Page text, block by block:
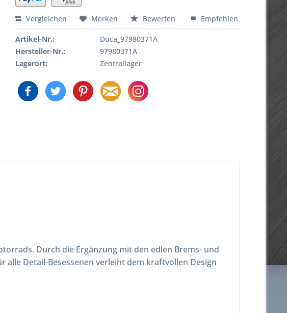
Vergleichen Merken Bewerten Empfehlen
Artikel-Nr.:
Duca_97980371A
Hersteller-Nr.:
97980371A
Lagerort:
Zentrallager
Durch die Ergänzung mit den edlen Brems- und
Detail-Besessenen verleiht dem kraftvollen Design